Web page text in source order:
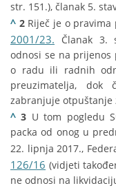
str. 151.), članak 5.
^ 2Riječ je o pravima
2001/23. Članak 3.
odnosi se na prijenos
o radu ili radnih
preuzimatelja, dok
zabranjuje otpuštanje
^3 U tom pogledu
packa od onog u
22. lipnja 2017.,
126/16 (vidjeti
ne odnosi na